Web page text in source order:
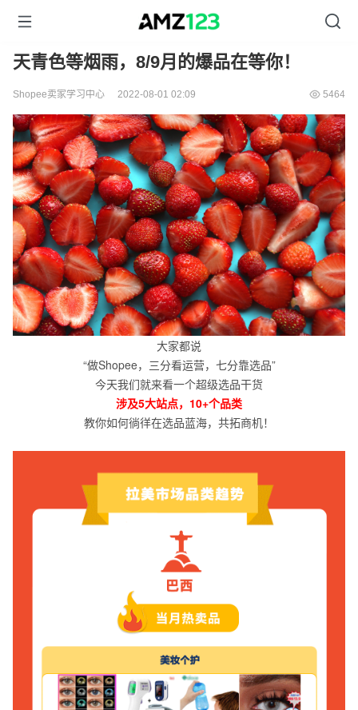
天青色等烟雨，8/9月的爆品在等你！
Shopee卖家学习中心 2022-08-01 02:09 5464
大家都说
“做Shopee，三分看运营，七分靠选品”
今天我们就来看一个超级选品干货
涉及5大站点，10+个品类
教你如何徜徉在选品蓝海，共拓商机！